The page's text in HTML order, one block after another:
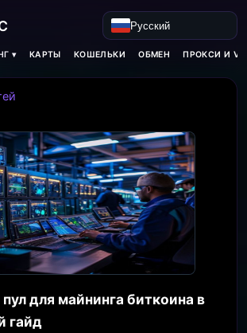
Русский
▾ КАРТЫ КОШЕЛЬКИ ОБМЕН ПРОКСИ И
для майнинга биткоина в
гайд